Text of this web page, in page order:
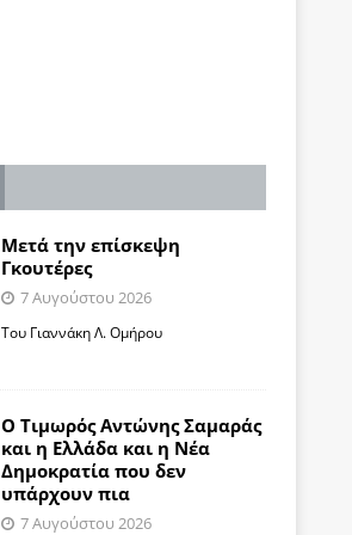
Μετά την επίσκεψη
Γκουτέρες
7 Αυγούστου 2026
Του Γιαννάκη Λ. Ομήρου
Ο Τιμωρός Αντώνης Σαμαράς
και η Ελλάδα και η Νέα
Δημοκρατία που δεν
υπάρχουν πια
7 Αυγούστου 2026